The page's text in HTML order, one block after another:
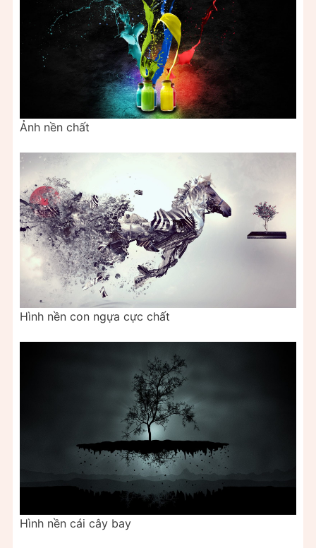
Ảnh nền chất
Hình nền con ngựa cực chất
Hình nền cái cây bay